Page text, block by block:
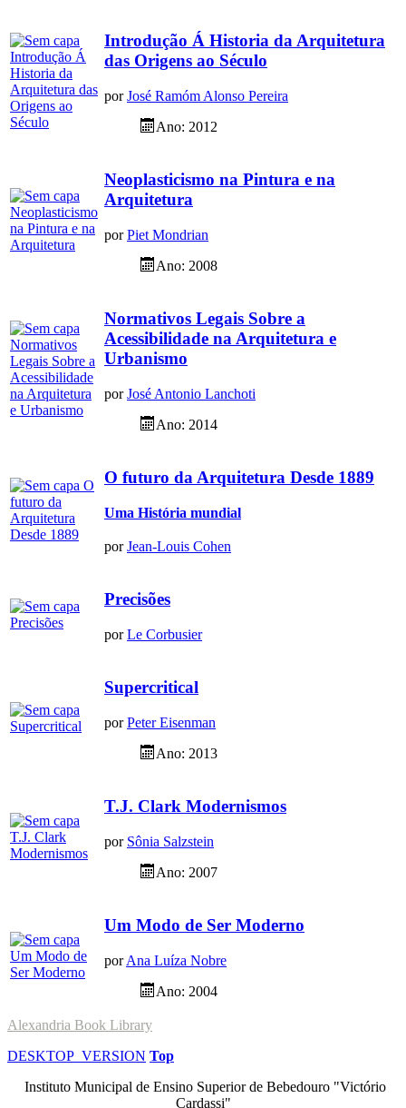
Introdução Á Historia da Arquitetura
das Origens ao Século
porJosé Ramóm Alonso Pereira
Ano: 2012
Neoplasticismo na Pintura e na
Arquitetura
porPiet Mondrian
Ano: 2008
Normativos Legais Sobre a
Acessibilidade na Arquitetura e
Urbanismo
porJosé Antonio Lanchoti
Ano: 2014
O futuro da Arquitetura Desde 1889
Uma História mundial
porJean-Louis Cohen
Precisões
porLe Corbusier
Supercritical
porPeter Eisenman
Ano: 2013
T.J. Clark Modernismos
por Sônia Salzstein
Ano: 2007
Um Modo de Ser Moderno
porAna Luíza Nobre
Ano: 2004
Alexandria Book Library
DESKTOP_VERSION Top
Instituto Municipal de Ensino Superior de Bebedouro "Victório
Cardassi"